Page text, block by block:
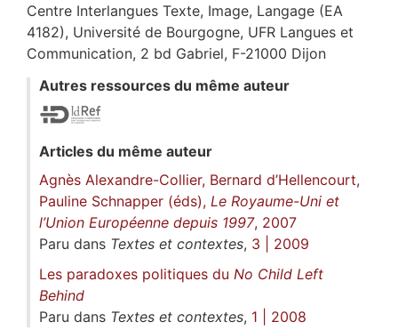
Centre Interlangues Texte, Image, Langage (EA
4182), Université de Bourgogne, UFR Langues et
Communication, 2 bd Gabriel, F-21000 Dijon
Autres ressources du même auteur
Articles du même auteur
Agnès Alexandre-Collier, Bernard d’Hellencourt,
Pauline Schnapper (éds), Le Royaume-Uni et
l’Union Européenne depuis 1997, 2007
Paru dans Textes et contextes, 3 | 2009
Les paradoxes politiques du No Child Left
Behind
Paru dans Textes et contextes, 1 | 2008